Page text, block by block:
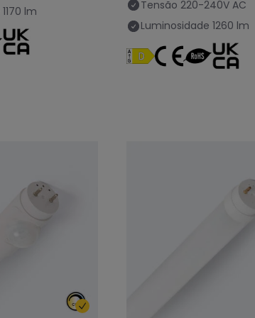
1170 lm Tensão 220-240V AC
Luminosidade 1260 lm